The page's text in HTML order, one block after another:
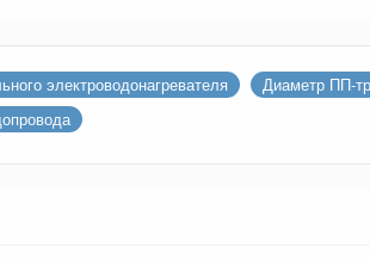
электроводонагревателя
Диаметр ПП-